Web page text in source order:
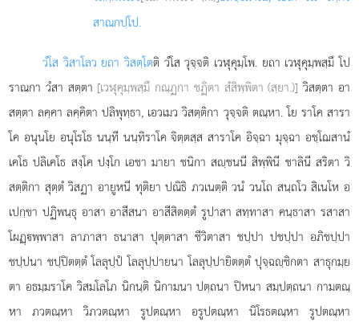
สาณกปฺโป.
วํโส วิสาโลว ยถา วิสตฺโตติ วํโส วุจฺจติ เวฬุคุมฺโพ. ยถา เวฬุคุมฺพสฺมึ โป
ราณกา วํสา สตฺตา [เวฬุคุมฺพสฺมึ กณฺฏกา ชฏิตา สํสิพฺพิตา (สฺยา.)] วิสตฺตา อา
สตฺตา ลคฺคา ลคฺคิตา ปลิพุทฺธา, เอวเมว วิสตฺติกา วุจฺจติ ตณฺหา. โย ราโค สารา
โค อนุนโย อนุโรโธ นนฺที นนฺทิราโค จิตฺตสฺส สาราโค อิจฺฉา มุจฺฉา อชฺโฌสานํ
เคโธปลิเคโธ สงฺโค ปงฺโก เอชา มายา ชนิกา สฺชนนี สิพฺพินี ชาลินี สริตา วิ
สตฺติกา สุตฺตํ วิสฏา อายูหนี ทุติยา ปณิธิ ภวเนตฺติ วนํ วนโถ สนฺถโว สิเนโห อ
เปกฺขา ปฏิพนฺธุ อาสา อาสีสนา อาสีสิตตฺตํ รูปาสา สทฺทาสา คนฺธาสา รสาสา
โผฏฺพฺพาสา ลาภาสา ธนาสา ปุตฺตาสา ชีวิตาสา ชปฺปา ปชปฺปา อภิชปฺปา
ชปฺปนา ชปฺปิตตฺตํ โลลุปฺปํโลลุปฺปายนา โลลุปฺปายิตตฺตํ ปุจฺฉฺชิกตา สาธุกมฺย
ตา อธมฺมราโค วิสมโลโภ นิกนฺติ นิกามนา ปตฺถนา ปิหนา สมฺปตฺถนา กามตณฺ
หา ภวตณฺหาวิภวตณฺหา รูปตณฺหา อรูปตณฺหา นิโรธตณฺหา รูปตณฺหา